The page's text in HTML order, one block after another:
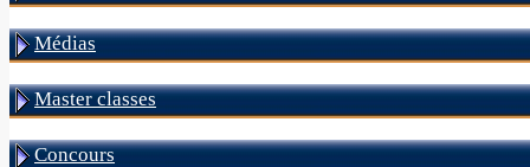
Médias
Master classes
Concours